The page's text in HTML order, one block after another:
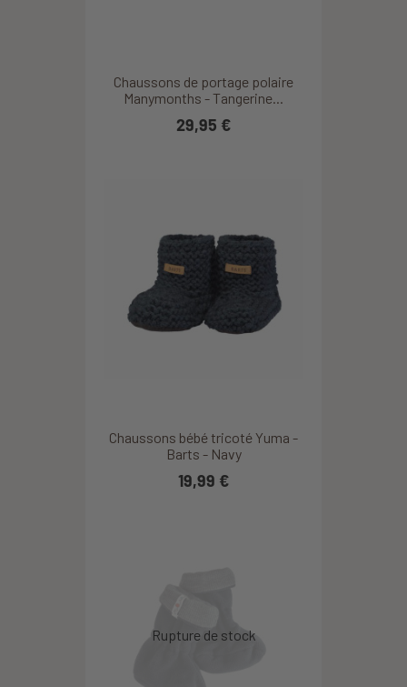
Chaussons de portage polaire
Manymonths - Tangerine...
29,95 €
Chaussons bébé tricoté Yuma -
Barts - Navy
19,99 €